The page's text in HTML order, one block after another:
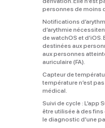
personnes de moins
Notifications
d’arythmie
de watchOS et d’iOS.
destinées aux
aux personnes
auriculaire (FA).
Capteur de
température n’est
médical.
Suivi de cycle : L’app
être utilisée à des
le diagnostic d’une